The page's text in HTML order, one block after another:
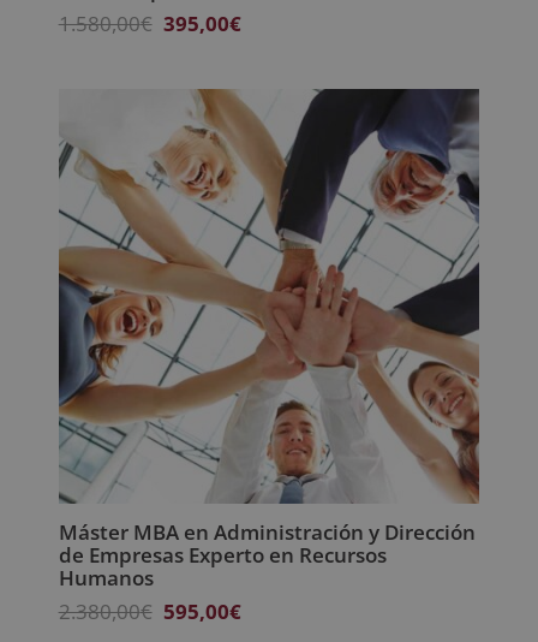
1.580,00€ El
1.580,00€.
395,00€El
es:
395,00€.
Máster MBA en Administración y Dirección
de Empresas Experto en Recursos
Humanos
2.380,00€ El
595,00€El